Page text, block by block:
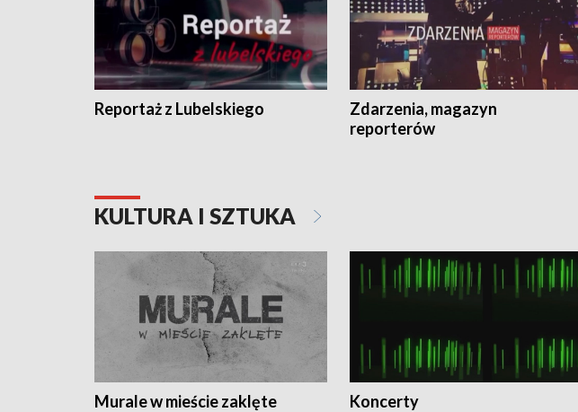
Reportaż z Lubelskiego
Zdarzenia, magazyn
reporterów
KULTURA I SZTUKA
Murale w mieście zaklęte Koncerty